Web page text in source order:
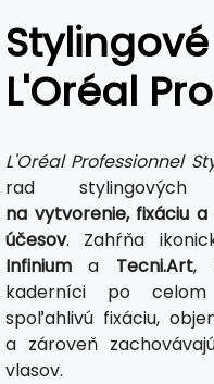
L'Oréal
L'Oréal Professionnel
rad stylingových
na vytvorenie, fixáciu
účesov. Zahŕňa
Infinium a Tecni.Art,
kaderníci po celom
spoľahlivú fixáciu,
a zároveň
vlasov.